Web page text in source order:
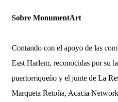
Sobre MonumentArt
Contando con el apoyo de las
East Harlem, reconocidas por su
puertorriqueño y el junte de La
Marqueta Retoña, Acacia